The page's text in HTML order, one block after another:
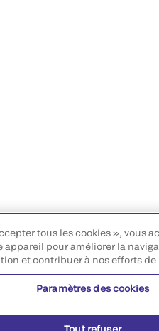
tous les cookies », vous
appareil pour améliorer la
et contribuer à nos efforts
Paramètres des cookies